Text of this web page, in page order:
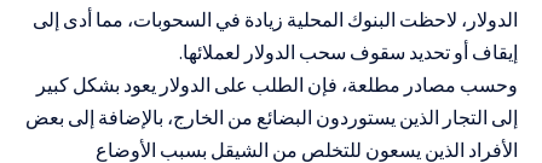
الدولار، لاحظت البنوك المحلية زيادة في السحوبات، مما أدى إلى
إيقاف أو تحديد سقوف سحب الدولار لعملائها.
وحسب مصادر مطلعة، فإن الطلب على الدولار يعود بشكل كبير
إلى التجار الذين يستوردون البضائع من الخارج، بالإضافة إلى بعض
الأفراد الذين يسعون للتخلص من الشيقل بسبب الأوضاع